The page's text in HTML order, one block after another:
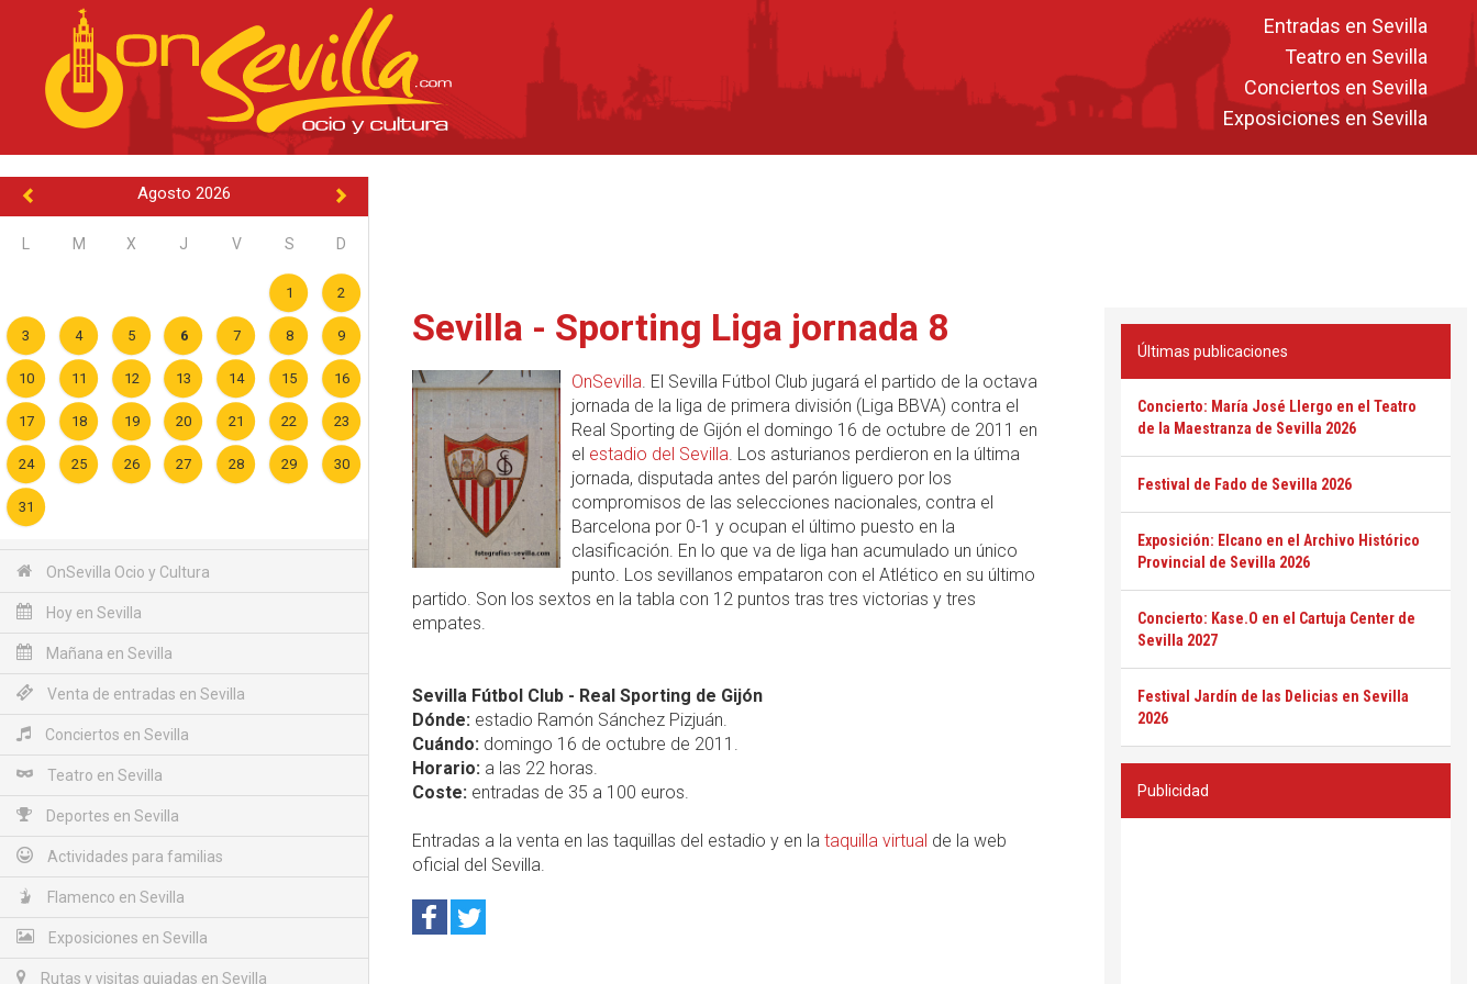
Entradas en Sevilla
Teatro en Sevilla
Conciertos en Sevilla
Exposiciones en Sevilla
Agosto 2026
M X J V S D
1 2
3 4 5 6 7 8 9
10 11 12 13 14 15 16
17 18 19 20 21 22 23
24 25 26 27 28 29 30
31
OnSevilla Ocio y Cultura
Hoy en Sevilla
Mañana en Sevilla
Venta de entradas en Sevilla
Conciertos en Sevilla
Teatro en Sevilla
Deportes en Sevilla
Actividades para familias
Flamenco en Sevilla
Exposiciones en Sevilla
Rutas y visitas guiadas en Sevilla
Sevilla - Sporting Liga jornada 8
OnSevilla. El Sevilla Fútbol Club jugará el partido de la octava
jornada de la liga de primera división (Liga BBVA) contra el
Real Sporting de Gijón el domingo 16 de octubre de 2011 en
el estadio del Sevilla. Los asturianos perdieron en la última
jornada, disputada antes del parón liguero por los
compromisos de las selecciones nacionales, contra el
Barcelona por 0-1 y ocupan el último puesto en la
clasificación. En lo que va de liga han acumulado un único
punto. Los sevillanos empataron con el Atlético en su último
partido. Son los sextos en la tabla con 12 puntos tras tres victorias y tres
empates.
Sevilla Fútbol Club - Real Sporting de Gijón
Dónde: estadio Ramón Sánchez Pizjuán.
Cuándo: domingo 16 de octubre de 2011.
Horario: a las 22 horas.
Coste: entradas de 35 a 100 euros.
Entradas a la venta en las taquillas del estadio y en la taquilla virtual de la web
oficial del Sevilla.
Últimas publicaciones
Concierto: María José Llergo en el Teatro
de la Maestranza de Sevilla 2026
Festival de Fado de Sevilla 2026
Exposición: Elcano en el Archivo Histórico
Provincial de Sevilla 2026
Concierto: Kase.O en el Cartuja Center de
Sevilla 2027
Festival Jardín de las Delicias en Sevilla
2026
Publicidad